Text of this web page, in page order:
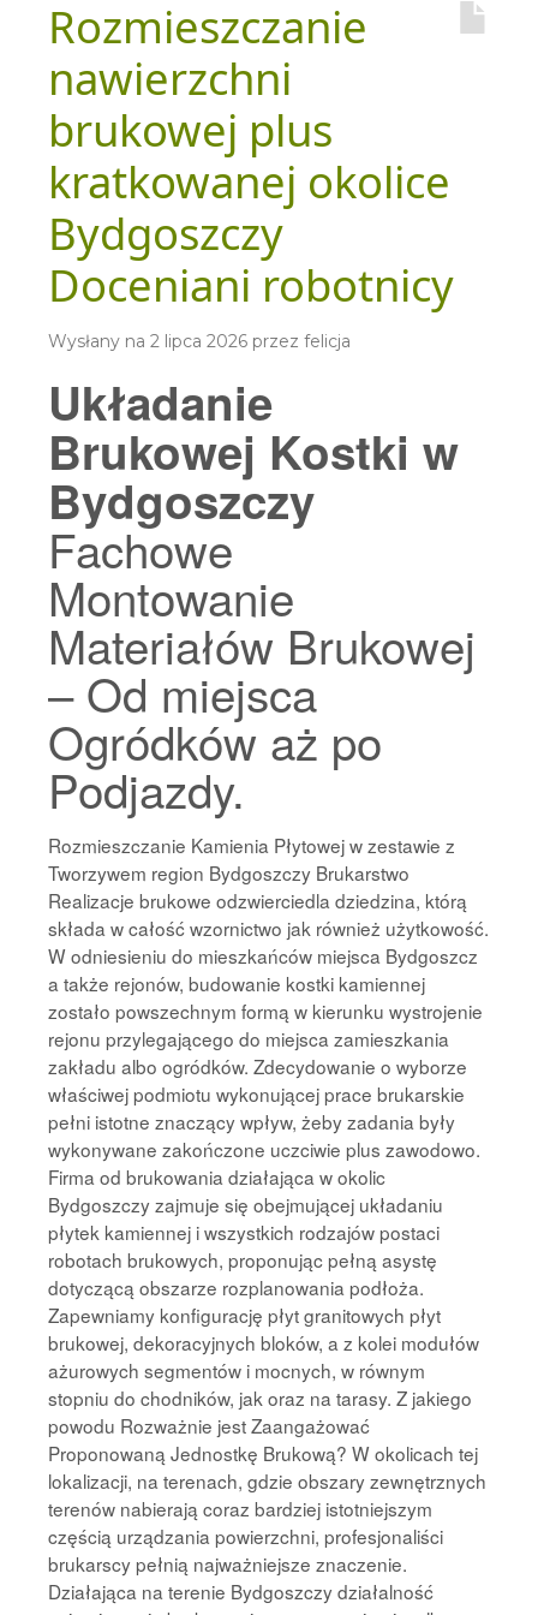
Rozmieszczanie
nawierzchni
brukowej plus
kratkowanej okolice
Bydgoszczy
Doceniani robotnicy
Wysłany na 2 lipca 2026 przez felicja
Układanie
Brukowej Kostki w
Bydgoszczy
Fachowe
Montowanie
Materiałów Brukowej
– Od miejsca
Ogródków aż po
Podjazdy.
Rozmieszczanie Kamienia Płytowej w zestawie z
Tworzywem region Bydgoszczy Brukarstwo
Realizacje brukowe odzwierciedla dziedzina, którą
składa w całość wzornictwo jak również użytkowość.
W odniesieniu do mieszkańców miejsca Bydgoszcz
a także rejonów, budowanie kostki kamiennej
zostało powszechnym formą w kierunku wystrojenie
rejonu przylegającego do miejsca zamieszkania
zakładu albo ogródków. Zdecydowanie o wyborze
właściwej podmiotu wykonującej prace brukarskie
pełni istotne znaczący wpływ, żeby zadania były
wykonywane zakończone uczciwie plus zawodowo.
Firma od brukowania działająca w okolic
Bydgoszczy zajmuje się obejmującej układaniu
płytek kamiennej i wszystkich rodzajów postaci
robotach brukowych, proponując pełną asystę
dotyczącą obszarze rozplanowania podłoża.
Zapewniamy konfigurację płyt granitowych płyt
brukowej, dekoracyjnych bloków, a z kolei modułów
ażurowych segmentów i mocnych, w równym
stopniu do chodników, jak oraz na tarasy. Z jakiego
powodu Rozważnie jest Zaangażować
Proponowaną Jednostkę Brukową? W okolicach tej
lokalizacji, na terenach, gdzie obszary zewnętrznych
terenów nabierają coraz bardziej istotniejszym
częścią urządzania powierzchni, profesjonaliści
brukarscy pełnią najważniejsze znaczenie.
Działająca na terenie Bydgoszczy działalność